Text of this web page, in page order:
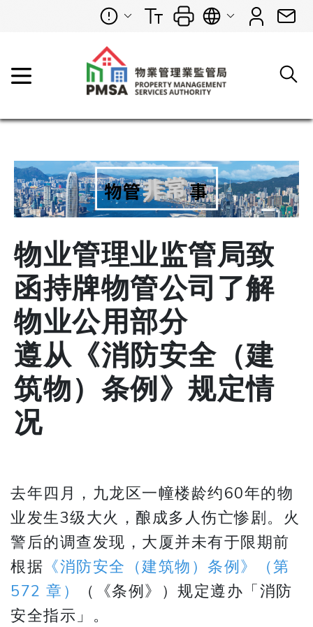
物业管理业监管局致
函持牌物管公司了解
物业公用部分
​​​​​​​遵从《消防安全（建
筑物）条例》规定情
况
去年四月，九龙区一幢楼龄约60年的物
业发生3级大火，酿成多人伤亡惨剧。火
警后的调查发现，大厦并未有于限期前
根据 《消防安全（建筑物）条例》（第
572 章）
（《条例》）规定遵办「消防
安全指示」。